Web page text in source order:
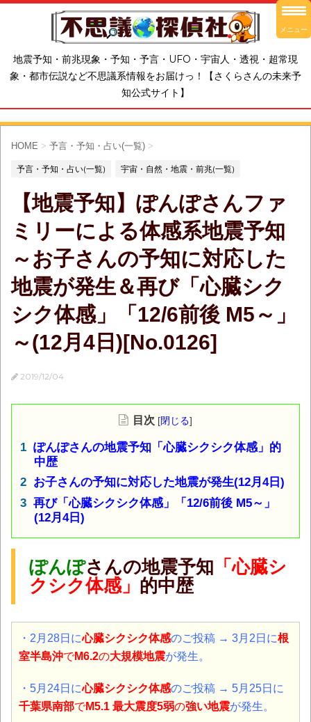
地震予知・前兆現象・予知・予言・UFO・宇宙人・透視・超常現
象・都市伝説など不思議系情報をお届けっ！【さくらさんの未来予
知公式サイト】
HOME > 予言・予知・占い(一覧) >
予言・予知・占い(一覧) 宇宙・自然・地震・前兆(一覧)
【地震予知】ぽんぽさんファ
ミリーによる体感系地震予知
～お子さんの予知に対応した
地震が発生＆再び「心臓シク
シク体感」「12/6前後 M5～」
～(12月4日)[No.0126]
2019/12/04
目次 [閉じる]
ぽんぽさんの地震予知「心臓シクシク体感」的
中歴
お子さんの予知に対応した地震が発生(12月4日)
再び「心臓シクシク体感」「12/6前後 M5～」
(12月4日)
ぽんぽさんの地震予知 「心臓シ
クシク体感」 的中歴
・2月28日に心臓シクシク体感のご投稿 → 3月2日に根
室半島沖でM6.2の大規模地震が発生。
・5月24日に心臓シクシク体感のご投稿 → 5月25日に
千葉県南部でM5.1 最大震度5弱の強い地震が発生。
メニュー